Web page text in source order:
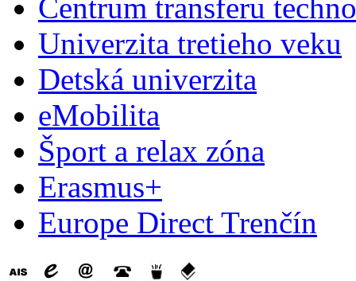
Centrum transferu
Univerzita tretieho veku
Detská univerzita
eMobilita
Šport a relax zóna
Erasmus+
Europe Direct Trenčín